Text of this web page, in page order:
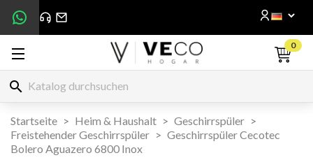
0
search
Startseite Heim & Haushalt
Geschirrspüler
Freistehender Geschirrspüler
Geschirrspüler Cecotec
Bolero Aguazero 6800 Inox